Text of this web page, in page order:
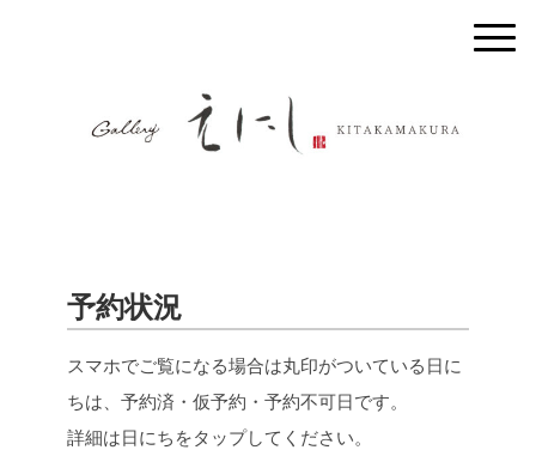
予約状況
スマホでご覧になる場合は丸印がついている日に
ちは、予約済・仮予約・予約不可日です。
詳細は日にちをタップしてください。